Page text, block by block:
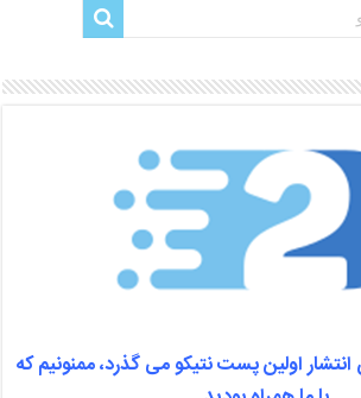
زمان انتشار اولین پست نتیکو می گذرد، ممنونیم که